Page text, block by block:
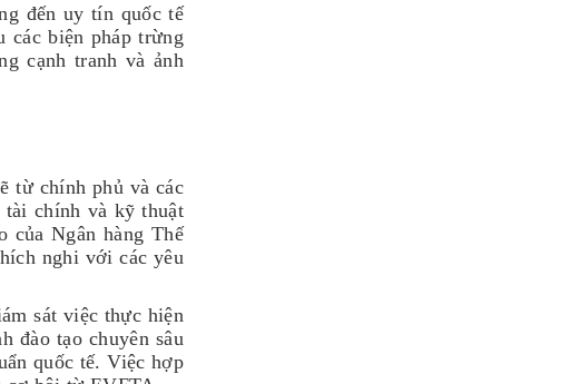
đến uy tín quốc tế
các biện pháp trừng
cạnh tranh và ảnh
từ chính phủ và các
tài chính và kỹ thuật
của Ngân hàng Thế
nghi với các yêu
sát việc thực hiện
đào tạo chuyên sâu
quốc tế. Việc hợp